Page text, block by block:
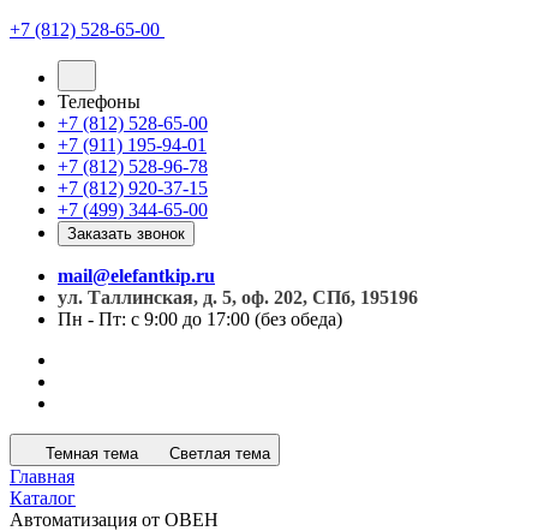
+7 (812) 528-65-00
Телефоны
+7 (812) 528-65-00
+7 (911) 195-94-01
+7 (812) 528-96-78
+7 (812) 920-37-15
+7 (499) 344-65-00
Заказать звонок
mail@elefantkip.ru
ул. Таллинская, д. 5, оф. 202, СПб, 195196
Пн - Пт: с 9:00 до 17:00 (без обеда)
Темная тема Светлая тема
Главная
Каталог
Автоматизация от ОВЕН